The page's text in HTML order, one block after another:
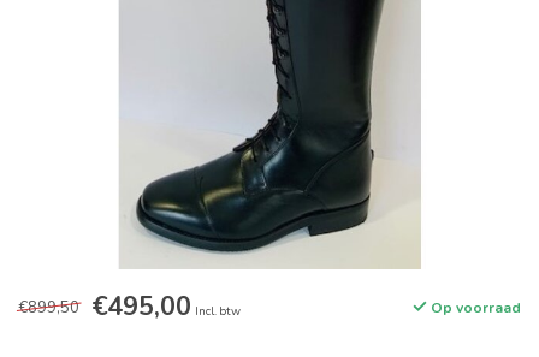
€899,50 €495,00 Incl. btw Op voorraad